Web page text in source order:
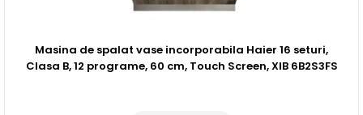
Masina de spalat vase incorporabila Haier 16 seturi,
Clasa B, 12 programe, 60 cm, Touch Screen, XIB 6B2S3FS